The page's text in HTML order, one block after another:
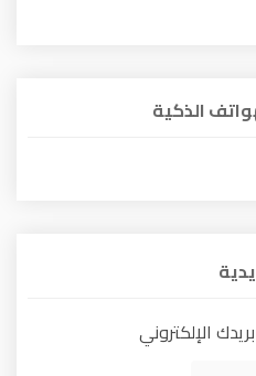
الذكية
الإلكتروني